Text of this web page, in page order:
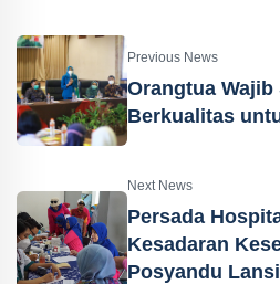
Previous News
Orangtua Wajib
Berkualitas
Next News
Persada
Kesadaran
Posyandu